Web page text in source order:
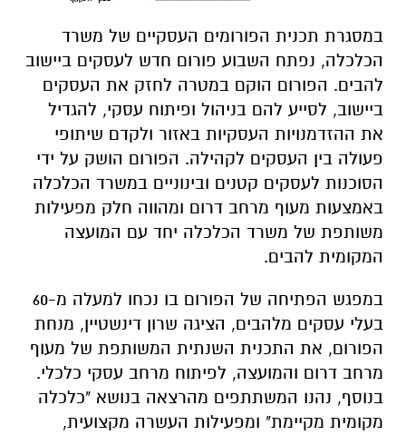
במסגרת תכנית הפורומים העסקיים של משרד
הכלכלה, נפתח השבוע פורום חדש לעסקים ביישוב
להבים. הפורום הוקם במטרה לחזק את העסקים
ביישוב, לסייע להם בניהול ופיתוח עסקי, להגדיל
את ההזדמנויות העסקיות באזור ולקדם שיתופי
פעולה בין העסקים לקהילה. הפורום הושק על ידי
הסוכנות לעסקים קטנים ובינוניים במשרד הכלכלה
באמצעות מעוף מרחב דרום ומהווה חלק מפעילות
משותפת של משרד הכלכלה יחד עם המועצה
המקומית להבים.
במפגש הפתיחה של הפורום בו נכחו למעלה מ-60
בעלי עסקים מלהבים, הציגה שרון דינשטיין, מנחת
הפורום, את התכנית השנתית המשותפת של מעוף
מרחב דרום והמועצה, לפיתוח מרחב עסקי כלכלי.
בנוסף, נהנו המשתתפים מהרצאה בנושא "כלכלה
מקומית מקיימת" ומפעילות העשרה מקצועית,